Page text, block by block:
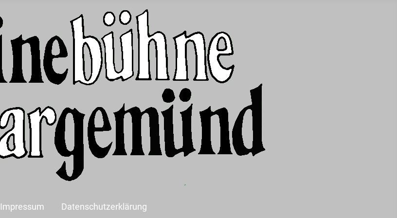
Impressum Datenschutzerklärung